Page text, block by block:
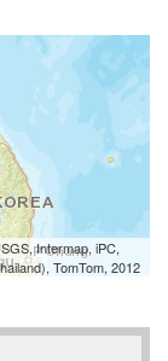
Intermap, iPC,
TomTom, 2012